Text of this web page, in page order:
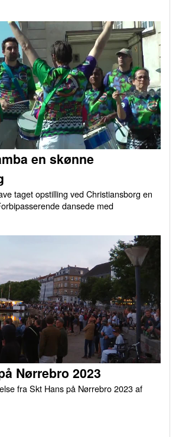
en skønne
taget opstilling ved Christiansborg en
dansede med
Nørrebro 2023
fra Skt Hans på Nørrebro 2023 af